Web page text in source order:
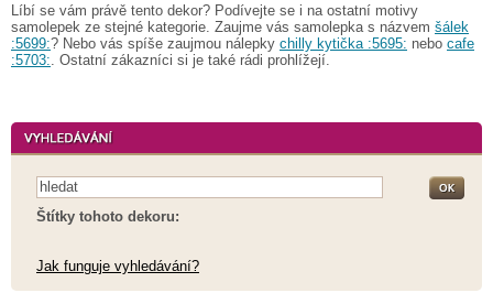
Líbí se vám právě tento dekor? Podívejte se i na ostatní motivy
samolepek ze stejné kategorie. Zaujme vás samolepka s názvem šálek
:5699:? Nebo vás spíše zaujmou nálepky chilly kytička :5695: nebo cafe
:5703: . Ostatní zákazníci si je také rádi prohlížejí.
Štítky tohoto dekoru:
Jak funguje vyhledávání?